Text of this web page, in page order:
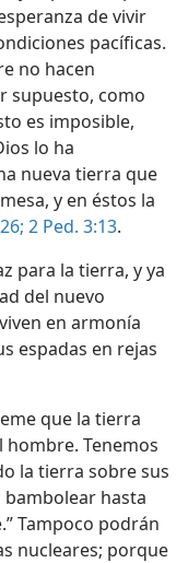
de vivir
pacíficas.
no hacen
supuesto, como
es imposible,
lo ha
nueva tierra que
y en éstos la
2 Ped. 3:13.
para la tierra, y ya
del nuevo
en armonía
espadas en rejas
que la tierra
Tenemos
la tierra sobre sus
bambolear hasta
Tampoco podrán
nucleares; porque